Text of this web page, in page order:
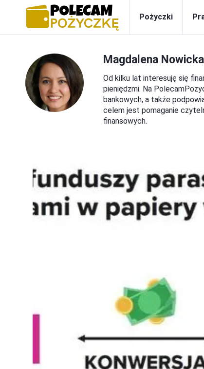
Pożyczki
Magdalena Nowicka
Od kilku lat interesuję się
pieniędzmi. Na
bankowych, a także
celem jest pomaganie
finansowych.